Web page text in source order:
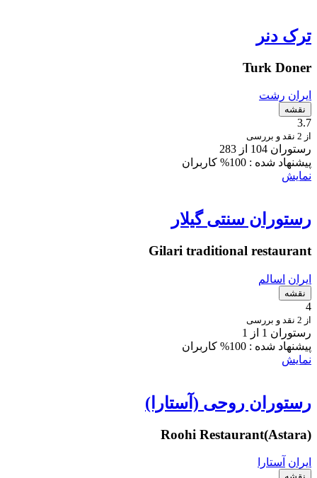
ترک دنر
Turk Doner
ایران رشت
نقشه
3.7
از 2 نقد و بررسی
رستوران 104 از 283
پیشنهاد شده : 100% کاربران
نمایش
رستوران سنتی گیلار
Gilari traditional restaurant
ایران اسالم
نقشه
4
از 2 نقد و بررسی
رستوران 1 از 1
پیشنهاد شده : 100% کاربران
نمایش
رستوران روحی (آستارا)
Roohi Restaurant(Astara)
ایران آستارا